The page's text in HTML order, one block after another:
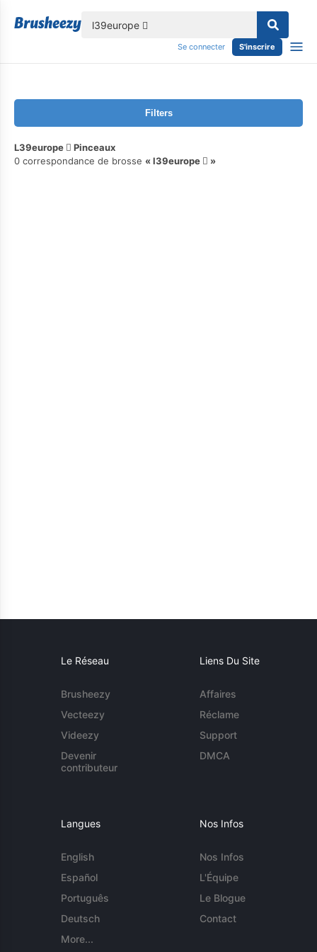
Se connecter S'inscrire
Filters
L39europe  Pinceaux
0 correspondance de brosse
l39europe 
Le Réseau
Brusheezy
Vecteezy
Videezy
Devenir
contributeur
Liens Du Site
Affaires
Réclame
Support
DMCA
Langues
English
Español
Português
Deutsch
More...
Nos Infos
Nos Infos
L'Équipe
Le Blogue
Contact